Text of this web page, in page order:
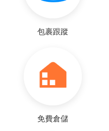
包裹跟蹤
免費倉儲